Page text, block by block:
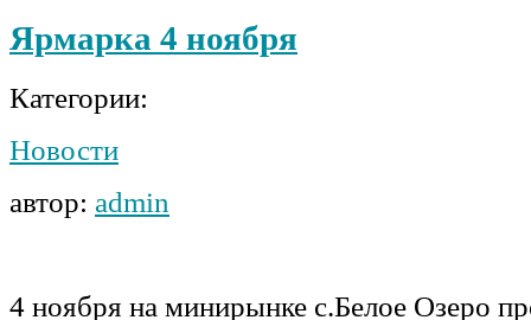
Ярмарка 4 ноября
Категории:
Новости
автор: admin
4 ноября на минирынке с.Белое Озеро